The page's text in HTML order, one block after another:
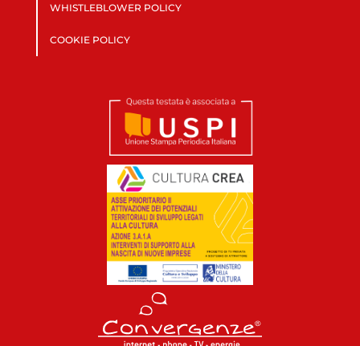
WHISTLEBLOWER POLICY
COOKIE POLICY